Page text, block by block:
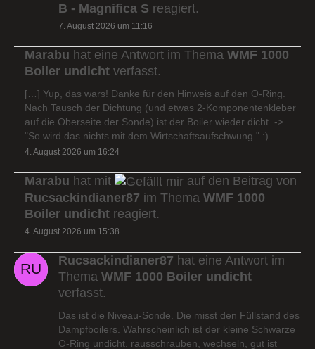
B - Magnifica S reagiert.
7. August 2026 um 11:16
Marabu hat eine Antwort im Thema WMF 1000
Boiler undicht verfasst.
[…] Yup, das wars! Danke für den Hinweis auf den O-Ring.
Nach Tausch der Dichtung (und etwas 2-Komponentenkleber
auf die Oberseite der Sonde) ist der Boiler wieder dicht. ->
"So wird das nichts mit dem Wirtschaftsaufschwung." :)
4. August 2026 um 16:24
Marabu hat mit
auf den Beitrag von
Rucsackindianer87 im Thema WMF 1000
Boiler undicht reagiert.
4. August 2026 um 15:38
Rucsackindianer87 hat eine Antwort im
Thema WMF 1000 Boiler undicht
verfasst.
Das ist die Niveau-Sonde. Die misst den Füllstand des
Dampfboilers. Wahrscheinlich ist der kleine Schwarze
O-Ring undicht. rausschrauben, wechseln, gut ist